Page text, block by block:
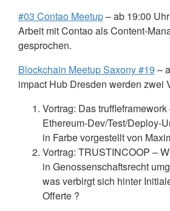
#03 Contao Meetup– ab 19:00
Arbeit mit Contao als Content-
gesprochen.
Blockchain Meetup Saxony #19 –
impact Hub Dresden werden zwei
Vortrag: Das
Ethereum-Dev/Test/Deploy-
in Farbe vorgestellt von
Vortrag: TRUSTINCOOP –
in Genossenschaftsrecht
was verbirgt sich hinter
Offerte ?